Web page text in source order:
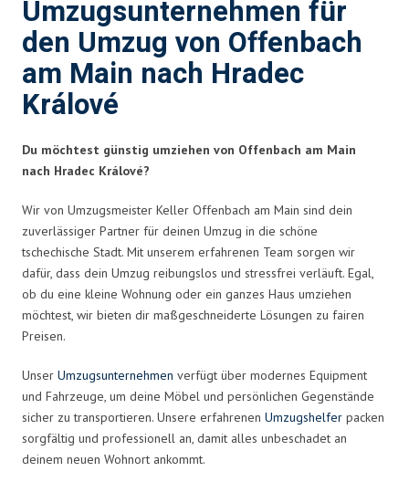
Umzugsunternehmen für
den Umzug von Offenbach
am Main nach Hradec
Králové
Du möchtest günstig umziehen von Offenbach am Main
nach Hradec Králové?
Wir von Umzugsmeister Keller Offenbach am Main sind dein
zuverlässiger Partner für deinen Umzug in die schöne
tschechische Stadt. Mit unserem erfahrenen Team sorgen wir
dafür, dass dein Umzug reibungslos und stressfrei verläuft. Egal,
ob du eine kleine Wohnung oder ein ganzes Haus umziehen
möchtest, wir bieten dir maßgeschneiderte Lösungen zu fairen
Preisen.
Unser Umzugsunternehmen verfügt über modernes Equipment
und Fahrzeuge, um deine Möbel und persönlichen Gegenstände
sicher zu transportieren. Unsere erfahrenen Umzugshelfer packen
sorgfältig und professionell an, damit alles unbeschadet an
deinem neuen Wohnort ankommt.